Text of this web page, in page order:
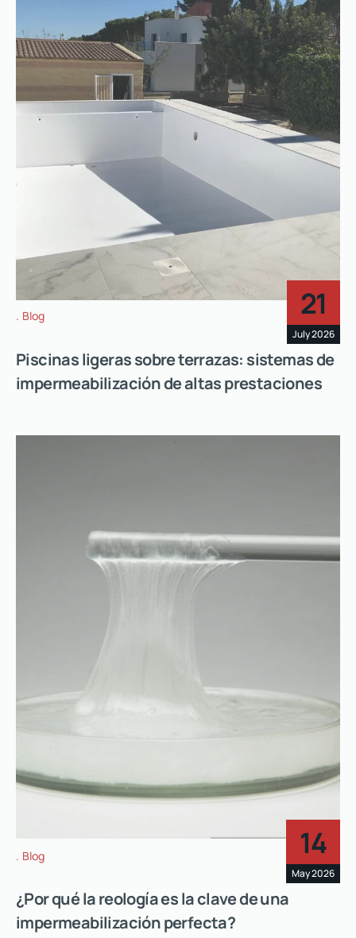
Blog 21
July 2026
Piscinas ligeras sobre terrazas: sistemas de
impermeabilización de altas prestaciones
Blog 14
May 2026
¿Por qué la reología es la clave de una
impermeabilización perfecta?